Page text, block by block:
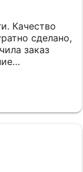
Качество
сделано,
заказ
с любовью.
про магазин